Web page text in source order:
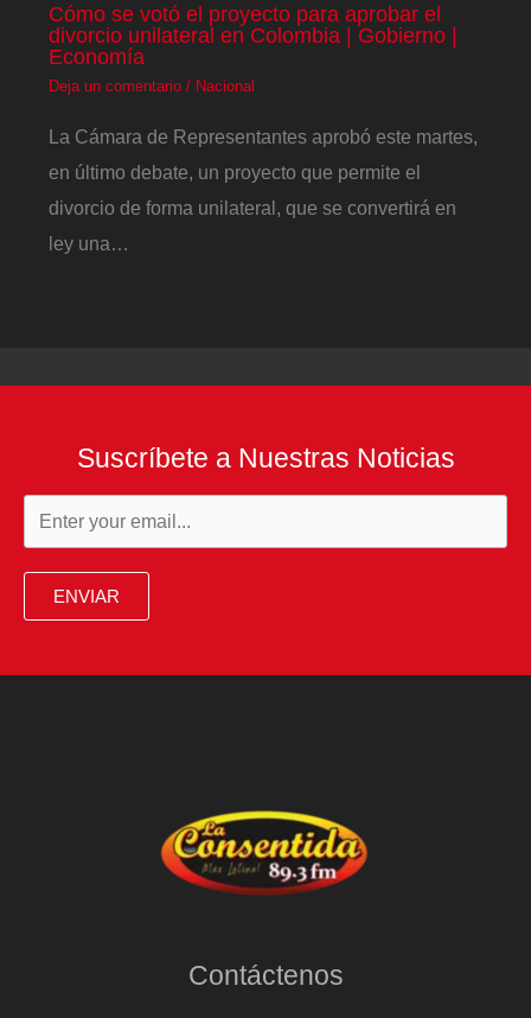
Cómo se votó el proyecto para aprobar el
divorcio unilateral en Colombia | Gobierno |
Economía
Deja un comentario / Nacional
La Cámara de Representantes aprobó este martes,
en último debate, un proyecto que permite el
divorcio de forma unilateral, que se convertirá en
ley una…
Suscríbete a Nuestras Noticias
ENVIAR
Contáctenos